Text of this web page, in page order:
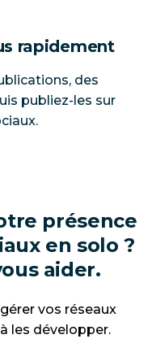
rapidement
des
publiez-les sur
présence
en solo ?
aider.
vos réseaux
les développer.